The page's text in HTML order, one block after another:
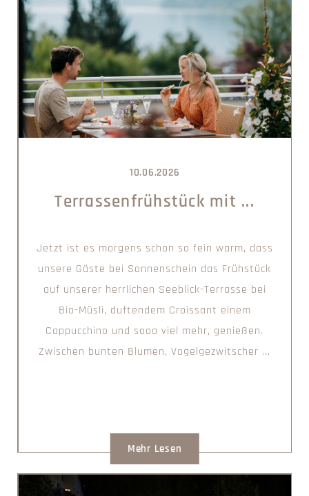
10.06.2026
Terrassenfrühstück mit ...
Jetzt ist es morgens schon so fein warm, dass
unsere Gäste bei Sonnenschein das Frühstück
auf unserer herrlichen Seeblick-Terrasse bei
Bio-Müsli, duftendem Croissant einem
Cappucchino und sooo viel mehr, genießen.
Zwischen bunten Blumen, Vogelgezwitscher ...
Mehr Lesen